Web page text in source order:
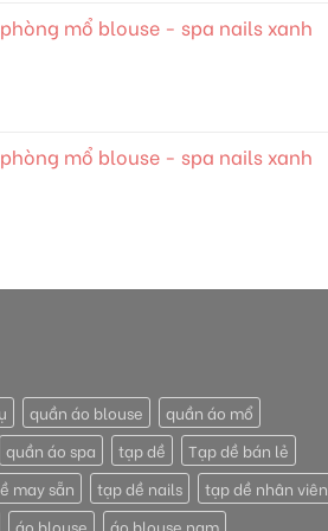
mổ blouse - spa nails xanh
mổ blouse - spa nails xanh
quần áo blouse
quần áo mổ
quần áo spa tạp dề
Tạp dề bán lẻ
may sẵn tạp dề nails
tạp dề nhân viên
áo blouse áo blouse nam